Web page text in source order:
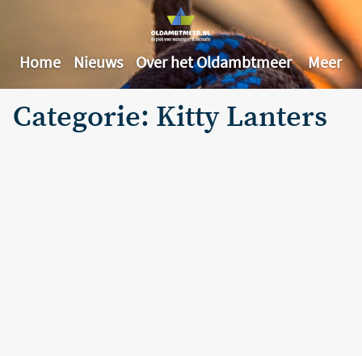
Home Nieuws Over het Oldambtmeer Meer
Categorie: Kitty Lanters